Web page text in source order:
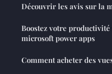
Découvrir les avis sur la
Boostez votre productivité
microsoft power apps
Comment acheter des